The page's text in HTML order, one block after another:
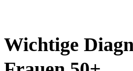
Wichtige